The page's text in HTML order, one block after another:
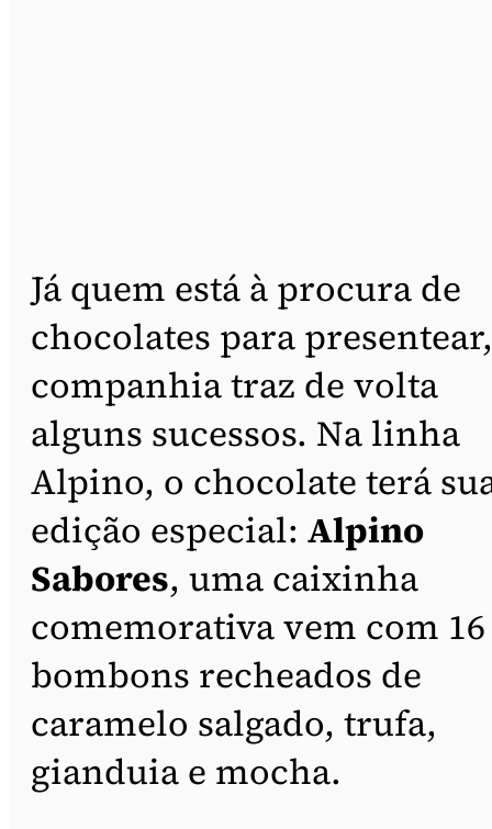
Já quem está à procura de
chocolates para
companhia traz de volta
alguns sucessos. Na linha
Alpino, o chocolate terá
edição especial: Alpino
Sabores, uma caixinha
comemorativa vem com 16
bombons recheados de
caramelo salgado, trufa,
gianduia e mocha.